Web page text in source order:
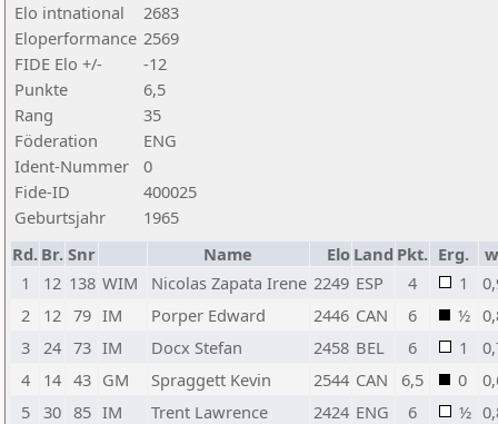
Elo intnational
2683
Eloperformance 2569
FIDE Elo +/-
-12
Punkte
6,5
Rang
35
Föderation
ENG
Ident-Nummer
0
Fide-ID
400025
Geburtsjahr
1965
Rd. Br. Snr Name Elo Land Pkt. Erg.
1
12 138 WIM Nicolas Zapata Irene 2249 ESP 4 1
2
12 79 IM Porper Edward 2446 CAN 6 ½
3
24 73 IM Docx Stefan 2458 BEL 6 1
4
14 43 GM Spraggett Kevin 2544 CAN 6,5 0
5
30 85 IM Trent Lawrence 2424 ENG 6 ½